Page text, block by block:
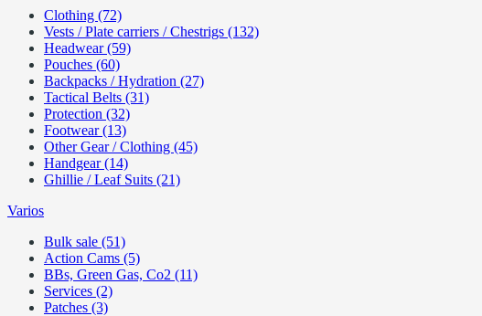
Clothing (72)
Vests / Plate carriers / Chestrigs (132)
Headwear (59)
Pouches (60)
Backpacks / Hydration (27)
Tactical Belts (31)
Protection (32)
Footwear (13)
Other Gear / Clothing (45)
Handgear (14)
Ghillie / Leaf Suits (21)
Varios
Bulk sale (51)
Action Cams (5)
BBs, Green Gas, Co2 (11)
Services (2)
Patches (3)